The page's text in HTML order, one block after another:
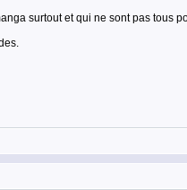
surtout et qui ne sont pas tous